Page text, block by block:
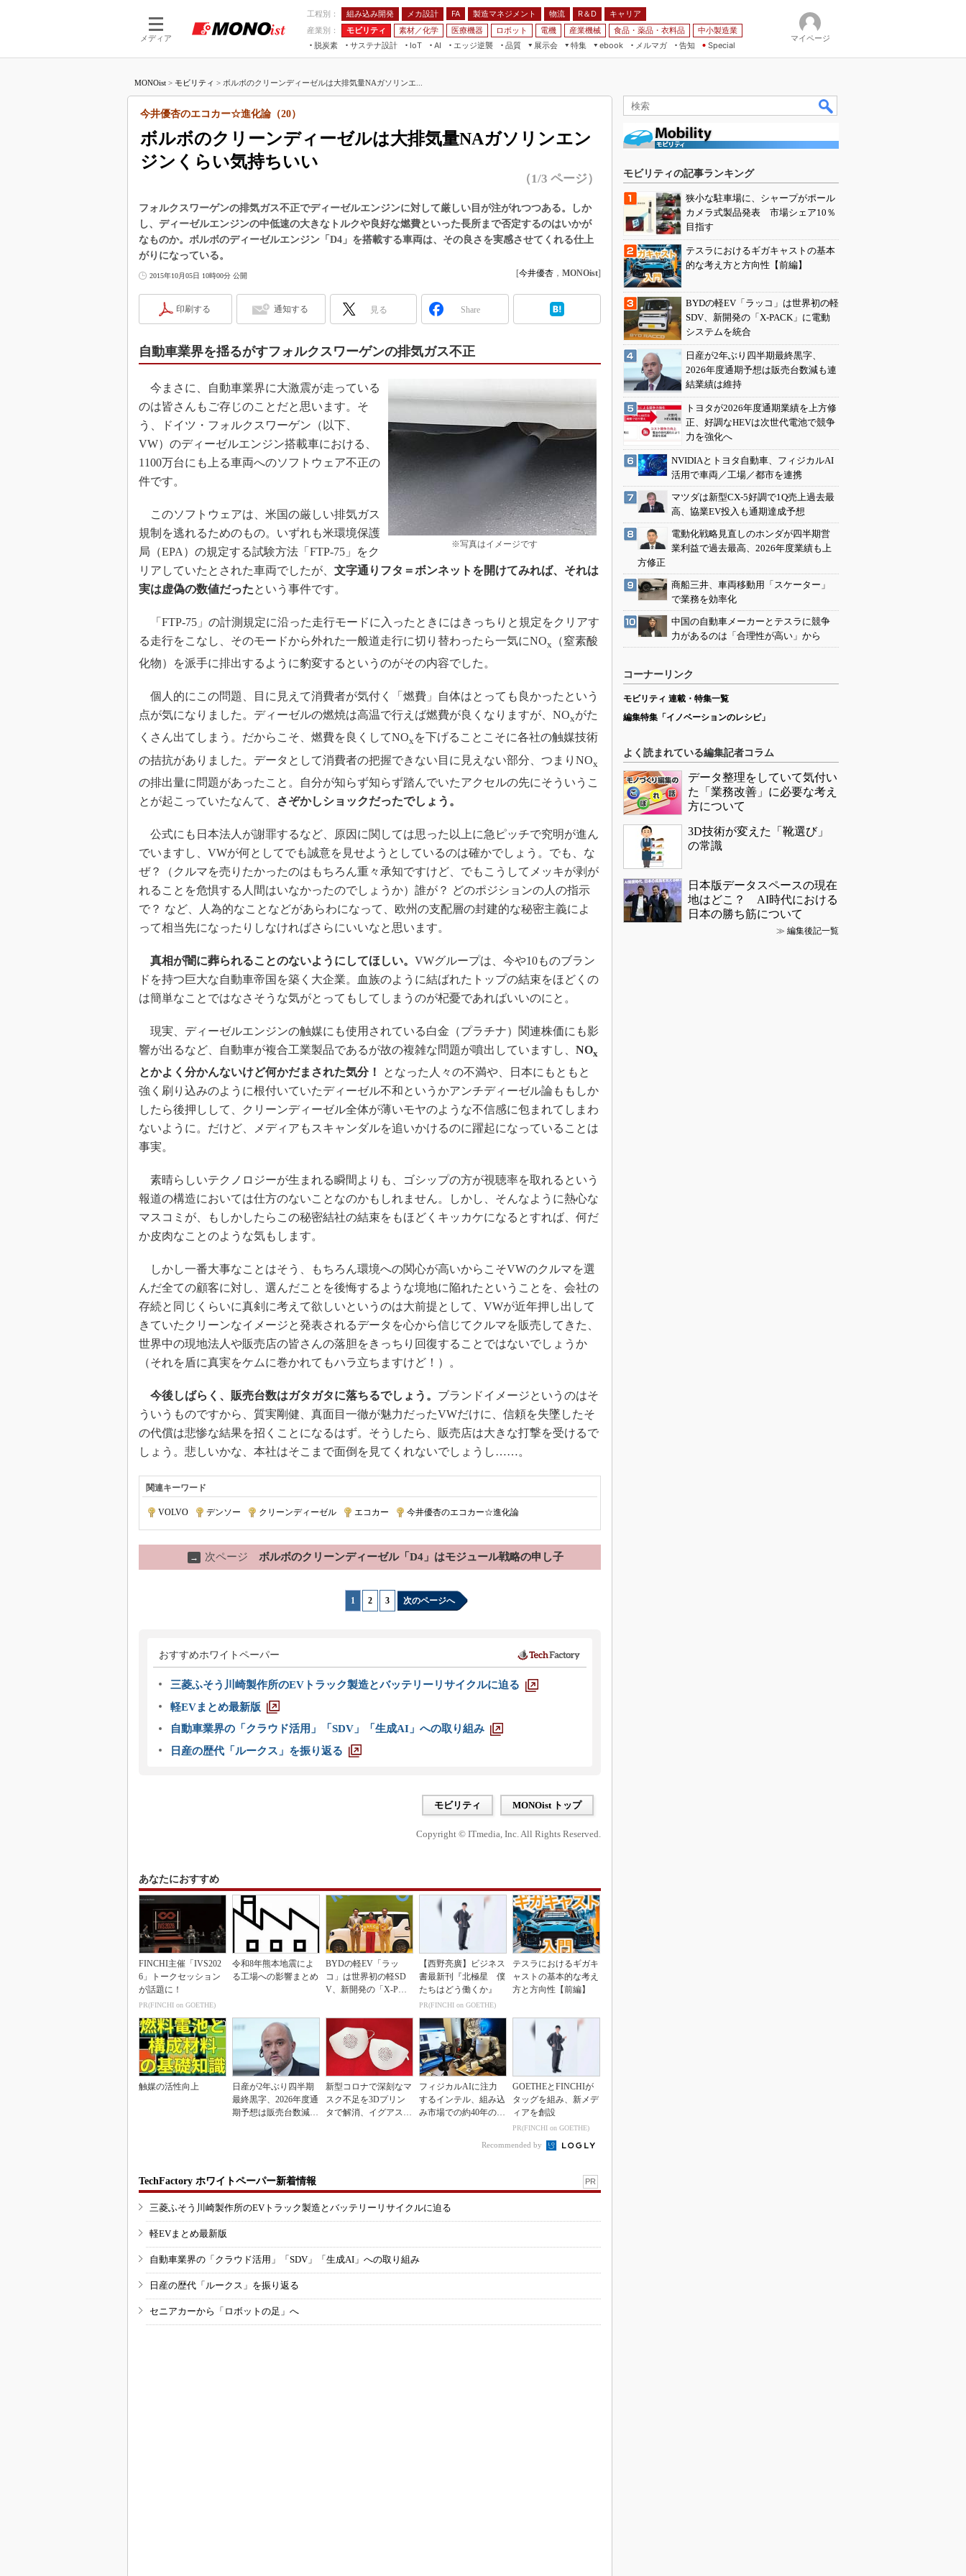
メディア
工程別： 組み込み開発 メカ設計 FA 製造マネジメント 物流 R＆D
キャリア
産業別：
モビリティ 素材／化学 医療機器 ロボット 電機 産業機械 食品・薬品・衣料品
中小製造業
脱炭素
サステナ設計
IoT
つながる工場
つながるサービス
AI
AI×設備保全
エッジ逆襲 品質
展示会
JIMTOF
IIFES
TECHNO-FRONTIER
人テク展
スマート工場EXPO
日本ものづくりワールド
AUTOMOTIVE WORLD
特集
VR／AR
フィールドサービス
組み込みモデリング
Windows Embedded
無償設計ツール
3Dプリンタ
デジタルツインとCAE
製造業ビッグデータ
メイドインジャパン
海外生産
グローバル設計・開発
制御セキュリティ
ebook
FA
メルマガ
告知 Special
マイページ
MONOist > モビリティ > ボルボのクリーンディーゼルは大排気量NAガソリンエ...
ボルボのクリーンディーゼルは大排気量NAガソリンエン
ジンくらい気持ちいい
今井優杏のエコカー☆進化論（20）
（1/3 ページ）
フォルクスワーゲンの排気ガス不正でディーゼルエンジンに対して厳しい目が注がれつつある。しか
し、ディーゼルエンジンの中低速の大きなトルクや良好な燃費といった長所まで否定するのはいかが
なものか。ボルボのディーゼルエンジン「D4」を搭載する車両は、その良さを実感させてくれる仕上
がりになっている。
2015年10月05日 10時00分 公開 [今井優杏 ， MONOist]
印刷する 通知する 見る Share
自動車業界を揺るがすフォルクスワーゲンの排気ガス不正
※写真はイメージです
今まさに、自動車業界に大激震が走っている
のは皆さんもご存じのことだと思います。そ
う、ドイツ・フォルクスワーゲン（以下、
VW）のディーゼルエンジン搭載車における、
1100万台にも上る車両へのソフトウェア不正の
件です。
このソフトウェアは、米国の厳しい排気ガス
規制を逃れるためのもの。いずれも米環境保護
局（EPA）の規定する試験方法「FTP-75」をク
リアしていたとされた車両でしたが、 文字通りフタ＝ボンネットを開けてみれば、それは
実は虚偽の数値だったという事件です。
「FTP-75」の計測規定に沿った走行モードに入ったときにはきっちりと規定をクリアす
る走行をこなし、そのモードから外れた一般道走行に切り替わったら一気にNOx （窒素酸
化物）を派手に排出するように豹変するというのがその内容でした。
個人的にこの問題、目に見えて消費者が気付く「燃費」自体はとっても良かったという
点が気になりました。ディーゼルの燃焼は高温で行えば燃費が良くなりますが、NOxがた
くさん出てしまう。だからこそ、燃費を良くしてNOxを下げることこそに各社の触媒技術
の拮抗がありました。データとして消費者の把握できない目に見えない部分、つまりNOx
の排出量に問題があったこと。自分が知らず知らず踏んでいたアクセルの先にそういうこ
とが起こっていたなんて、
さぞかしショックだったでしょう。
公式にも日本法人が謝罪するなど、原因に関しては思った以上に急ピッチで究明が進ん
でいますし、VWが何としてでも誠意を見せようとしているのは確かでしょう。でも、な
ぜ？（クルマを売りたかったのはもちろん重々承知ですけど、でもこうしてメッキが剥が
れることを危惧する人間はいなかったのでしょうか）誰が？ どのポジションの人の指示
で？ など、人為的なことなどがあらわになって、欧州の支配層の封建的な秘密主義によ
って相当先になったりしなければさらにいいなと思います。
真相が闇に葬られることのないようにしてほしい。 VWグループは、今や10ものブラン
ドを持つ巨大な自動車帝国を築く大企業。血族のように結ばれたトップの結束をほどくの
は簡単なことではなさそうな気がとってもしてしまうのが杞憂であればいいのにと。
現実、ディーゼルエンジンの触媒にも使用されている白金（プラチナ）関連株価にも影
響が出るなど、自動車が複合工業製品であるが故の複雑な問題が噴出していますし、 NOx
とかよく分かんないけど何かだまされた気分！
となった人々の不満や、日本にもともと
強く刷り込みのように根付いていたディーゼル不和というかアンチディーゼル論ももしか
したら後押しして、クリーンディーゼル全体が薄いモヤのような不信感に包まれてしまわ
ないように。だけど、メディアもスキャンダルを追いかけるのに躍起になっていることは
事実。
素晴らしいテクノロジーが生まれる瞬間よりも、ゴシップの方が視聴率を取れるという
報道の構造においては仕方のないことなのかもしれません。しかし、そんなように熱心な
マスコミが、もしかしたらこの秘密結社の結束をもほどくキッカケになるとすれば、何だ
か皮肉なことのような気もします。
しかし一番大事なことはそう、もちろん環境への関心が高いからこそVWのクルマを選
んだ全ての顧客に対し、選んだことを後悔するような境地に陥れたということを、会社の
存続と同じくらいに真剣に考えて欲しいというのは大前提として、VWが近年押し出して
きていたクリーンなイメージと発表されるデータを心から信じてクルマを販売してきた、
世界中の現地法人や販売店の皆さんの落胆をきっちり回復することではないでしょうか
（それを盾に真実をケムに巻かれてもハラ立ちますけど！）。
今後しばらく、販売台数はガタガタに落ちるでしょう。 ブランドイメージというのはそ
ういうものですから、質実剛健、真面目一徹が魅力だったVWだけに、信頼を失墜したそ
の代償は悲惨な結果を招くことになるはず。そうしたら、販売店は大きな打撃を受けるで
しょう。悲しいかな、本社はそこまで面倒を見てくれないでしょうし……。
関連キーワード
VOLVO デンソー クリーンディーゼル エコカー 今井優杏のエコカー☆進化論
→ 次ページ ボルボのクリーンディーゼル「D4」はモジュール戦略の申し子
1 2 3 次のページへ
おすすめホワイトペーパー
三菱ふそう川崎製作所のEVトラック製造とバッテリーリサイクルに迫る
軽EVまとめ最新版
自動車業界の「クラウド活用」「SDV」「生成AI」への取り組み
日産の歴代「ルークス」を振り返る
モビリティ MONOist トップ
Copyright © ITmedia, Inc. All Rights Reserved.
あなたにおすすめ
FINCHI主催「IVS202
6」トークセッション
が話題に！
PR(FINCHI on GOETHE)
令和8年熊本地震によ
る工場への影響まとめ
BYDの軽EV「ラッ
コ」は世界初の軽SD
V、新開発の「X-PAC
【西野亮廣】ビジネス
書最新刊『北極星 僕
たちはどう働くか』
PR(FINCHI on GOETHE)
テスラにおけるギガキ
ャストの基本的な考え
方と方向性【前編】
触媒の活性向上
日産が2年ぶり四半期
最終黒字、2026年度通
期予想は販売台数減も
新型コロナで深刻なマ
スク不足を3Dプリン
タで解消、イグアスが
フィジカルAIに注力
するインテル、組み込
み市場での約40年の実
GOETHEとFINCHIが
タッグを組み、新メデ
ィアを創設
PR(FINCHI on GOETHE)
Recommended by
TechFactory ホワイトペーパー新着情報 PR
三菱ふそう川崎製作所のEVトラック製造とバッテリーリサイクルに迫る
軽EVまとめ最新版
自動車業界の「クラウド活用」「SDV」「生成AI」への取り組み
日産の歴代「ルークス」を振り返る
セニアカーから「ロボットの足」へ
モビリティの記事ランキング
狭小な駐車場に、シャープがポール
カメラ式製品発表 市場シェア10％
目指す
テスラにおけるギガキャストの基本
的な考え方と方向性【前編】
BYDの軽EV「ラッコ」は世界初の軽
SDV、新開発の「X-PACK」に電動
システムを統合
日産が2年ぶり四半期最終黒字、
2026年度通期予想は販売台数減も連
結業績は維持
トヨタが2026年度通期業績を上方修
正、好調なHEVは次世代電池で競争
力を強化へ
NVIDIAとトヨタ自動車、フィジカルAI
活用で車両／工場／都市を連携
マツダは新型CX-5好調で1Q売上過去最
高、協業EV投入も通期達成予想
電動化戦略見直しのホンダが四半期営
業利益で過去最高、2026年度業績も上
方修正
商船三井、車両移動用「スケーター」
で業務を効率化
中国の自動車メーカーとテスラに競争
力があるのは「合理性が高い」から
コーナーリンク
モビリティ 連載・特集一覧
編集特集「イノベーションのレシピ」
よく読まれている編集記者コラム
データ整理をしていて気付い
た「業務改善」に必要な考え
方について
3D技術が変えた「靴選び」
の常識
日本版データスペースの現在
地はどこ？ AI時代における
日本の勝ち筋について
≫ 編集後記一覧